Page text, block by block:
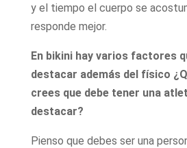
y el tiempo el cuerpo se
responde mejor.
En bikini hay varios factores
destacar además del físico
crees que debe tener una
destacar?
Pienso que debes ser una